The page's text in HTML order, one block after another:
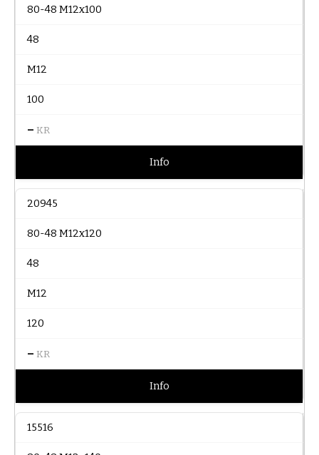
80-48 M12x100
48
M12
100
– KR
Info
20945
80-48 M12x120
48
M12
120
– KR
Info
15516